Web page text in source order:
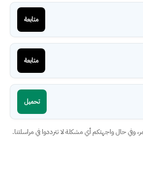
متابعة
متابعة
تحميل
وفي حال واجهتكم أي مشكلة لا تترددوا في مراسلتنا.